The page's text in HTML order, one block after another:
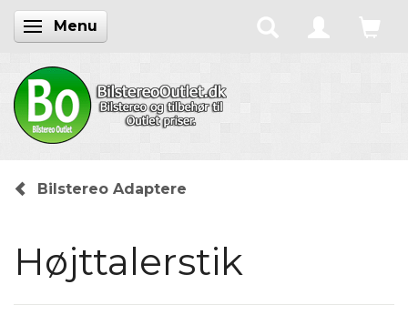
Skifte navigation
Menu
Bilstereo Adaptere
Højttalerstik